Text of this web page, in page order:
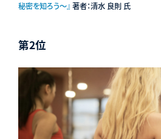
秘密を知ろう〜』 著者：清水 良則 氏
第2位